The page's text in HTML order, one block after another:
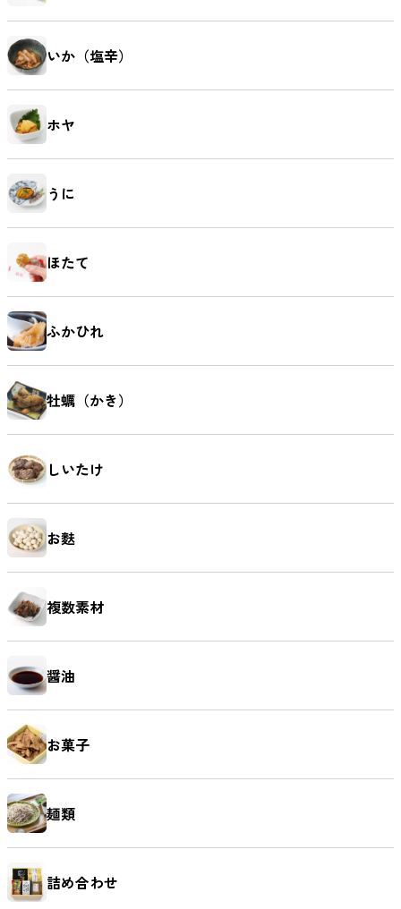
いか（塩辛）
ホヤ
うに
ほたて
ふかひれ
牡蠣（かき）
しいたけ
お麩
複数素材
醤油
お菓子
麺類
詰め合わせ